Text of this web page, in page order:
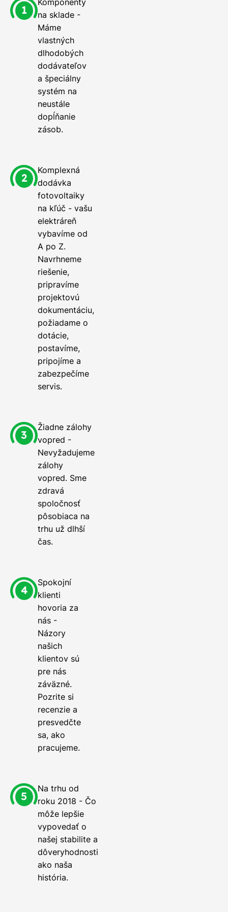
na sklade -
Máme
vlastných
dlhodobých
dodávateľov
a špeciálny
systém na
neustále
dopĺňanie
zásob.
Komplexná
dodávka
fotovoltaiky
na kľúč - vašu
elektráreň
vybavíme od
A po Z.
Navrhneme
riešenie,
pripravíme
projektovú
dokumentáciu,
požiadame o
dotácie,
postavíme,
pripojíme a
zabezpečíme
servis.
Žiadne zálohy
vopred -
Nevyžadujeme
zálohy
vopred. Sme
zdravá
spoločnosť
pôsobiaca na
trhu už dlhší
čas.
Spokojní
klienti
hovoria za
nás -
Názory
našich
klientov sú
pre nás
záväzné.
Pozrite si
recenzie a
presvedčte
sa, ako
pracujeme.
Na trhu od
roku 2018 - Čo
môže lepšie
vypovedať o
našej stabilite a
dôveryhodnosti
ako naša
história.